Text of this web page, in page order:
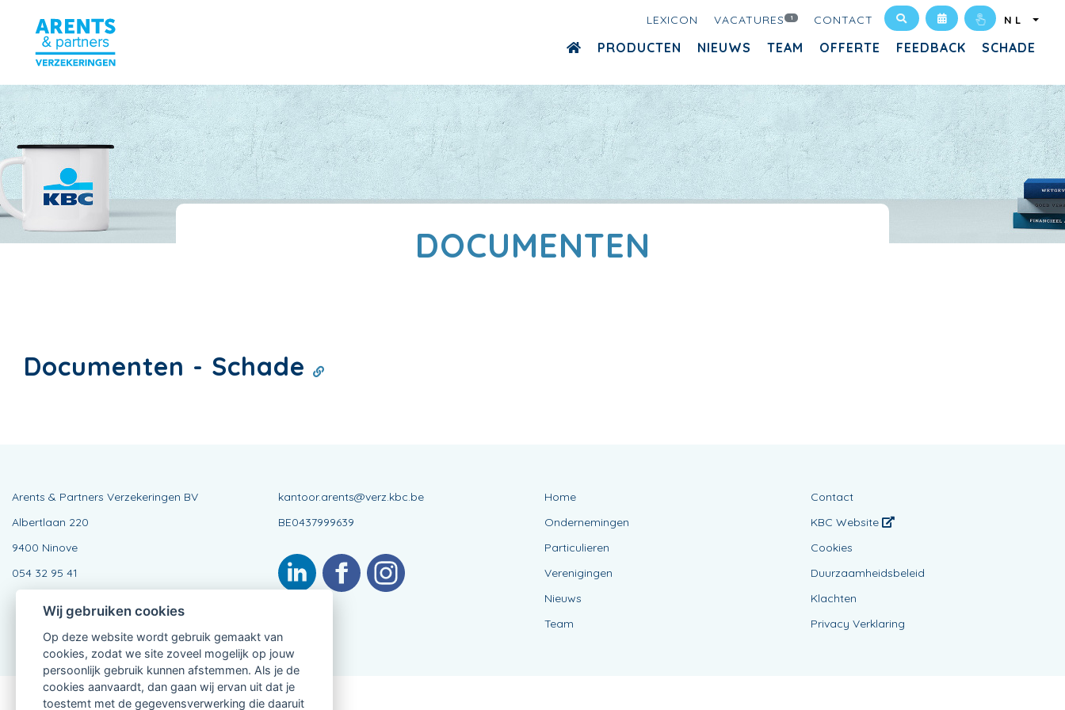
LEXICON VACATURES 1 CONTACT NL
PRODUCTEN NIEUWS TEAM OFFERTE FEEDBACK SCHADE
DOCUMENTEN
Documenten - Schade
Arents & Partners Verzekeringen BV
Albertlaan 220
9400 Ninove
054 32 95 41
kantoor.arents@verz.kbc.be
BE0437999639
Home
Ondernemingen
Particulieren
Verenigingen
Nieuws
Team
Contact
KBC Website
Cookies
Duurzaamheidsbeleid
Klachten
Privacy Verklaring
Wij gebruiken cookies
Op deze website wordt gebruik gemaakt van
cookies, zodat we site zoveel mogelijk op jouw
persoonlijk gebruik kunnen afstemmen. Als je de
cookies aanvaardt, dan gaan wij ervan uit dat je
toestemt met de gegevensverwerking die daaruit